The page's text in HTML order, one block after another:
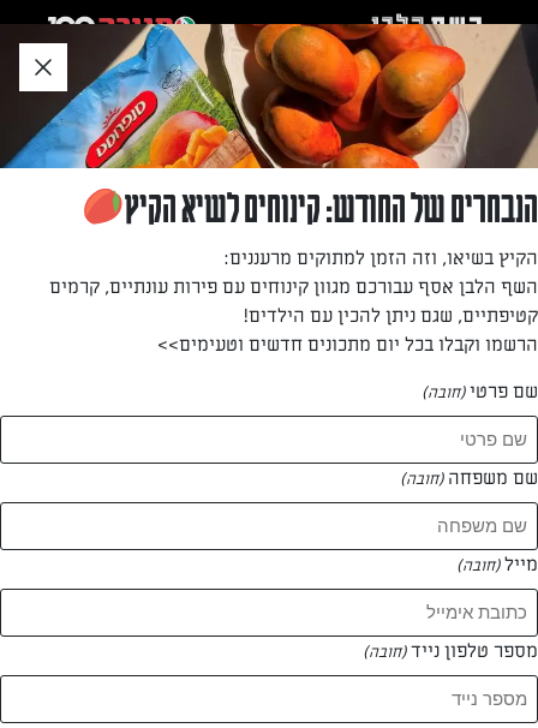
לאזור
תוכן
תחתון
חזרה לעמוד הבית
דגנית סוסי
—
המתכונים של
1 מתכונים
הנבחרים של החודש: קינוחים לשיא הקיץ
הקיץ בשיאו, וזה הזמן למתוקים מרעננים:
השף הלבן אסף עבורכם מגוון קינוחים עם פירות עונתיים, קרמים
קטיפתיים, שגם ניתן להכין עם הילדים!
הרשמו וקבלו בכל יום מתכונים חדשים וטעימים>>
שם פרטי(חובה)
שם משפחה (חובה)
מייל(חובה)
מספר טלפון נייד(חובה)